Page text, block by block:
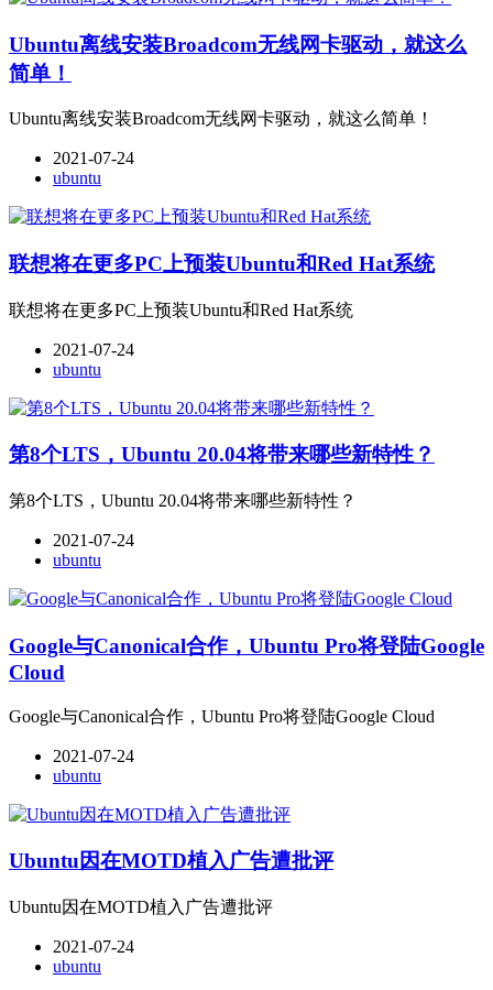
Ubuntu离线安装Broadcom无线网卡驱动，就这么
简单！
Ubuntu离线安装Broadcom无线网卡驱动，就这么简单！
2021-07-24
ubuntu
联想将在更多PC上预装Ubuntu和Red Hat系统
联想将在更多PC上预装Ubuntu和Red Hat系统
2021-07-24
ubuntu
第8个LTS，Ubuntu 20.04将带来哪些新特性？
第8个LTS，Ubuntu 20.04将带来哪些新特性？
2021-07-24
ubuntu
Google与Canonical合作，Ubuntu Pro将登陆Google
Cloud
Google与Canonical合作，Ubuntu Pro将登陆Google Cloud
2021-07-24
ubuntu
Ubuntu因在MOTD植入广告遭批评
Ubuntu因在MOTD植入广告遭批评
2021-07-24
ubuntu